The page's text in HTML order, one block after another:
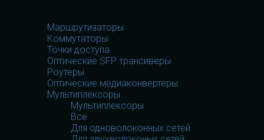
Маршрутизаторы
Коммутаторы
Точки доступа
Оптические SFP трансиверы
Роутеры
Оптические медиаконвертеры
Мультиплексоры
Мультиплексоры
Все
Для одноволоконных сетей